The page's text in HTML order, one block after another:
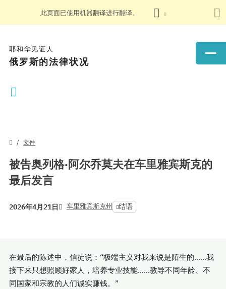
此页面已使用机器翻译进行翻译。
耶和华见证人
俄罗斯的法律状况
文件
被告奥列格·阿尔乔莫夫在车里雅宾斯克的
最后发言
2026年4月21日 车里雅宾斯克州 结语
在最后的陈述中，信徒说：“极端主义对我来说是陌生的......我
接下来只想照顾好家人，培养专业技能......教导不同年龄、不
同国家和宗教的人们诚实赚钱。”